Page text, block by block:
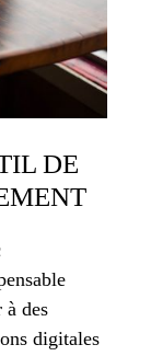
DE
à des
digitales